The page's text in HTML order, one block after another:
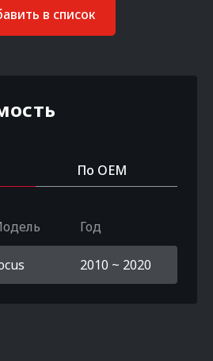
в список
По OEM
Год
2010 ~ 2020